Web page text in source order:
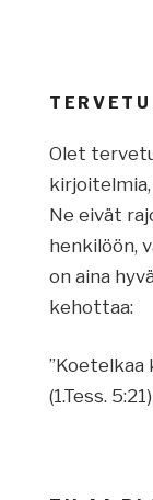
Olet
Ne eivät
henkilöön,
on aina
kehottaa:
”Koetelkaa
(1.Tess. 5:21)